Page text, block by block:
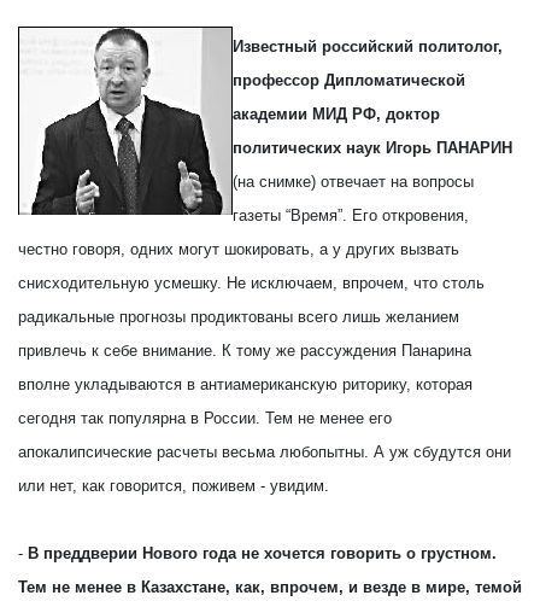
Известный российский политолог,
профессор Дипломатической
академии МИД РФ, доктор
политических наук Игорь ПАНАРИН
(на снимке) отвечает на вопросы
газеты “Время”. Его откровения,
честно говоря, одних могут шокировать, а у других вызвать
снисходительную усмешку. Не исключаем, впрочем, что столь
радикальные прогнозы продиктованы всего лишь желанием
привлечь к себе внимание. К тому же рассуждения Панарина
вполне укладываются в антиамериканскую риторику, которая
сегодня так популярна в России. Тем не менее его
апокалипсические расчеты весьма любопытны. А уж сбудутся они
или нет, как говорится, поживем - увидим.
- В преддверии Нового года не хочется говорить о грустном.
Тем не менее в Казахстане, как, впрочем, и везде в мире, темой